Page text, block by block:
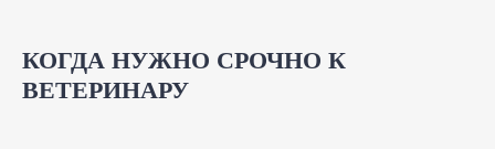
КОГДА НУЖНО СРОЧНО К
ВЕТЕРИНАРУ